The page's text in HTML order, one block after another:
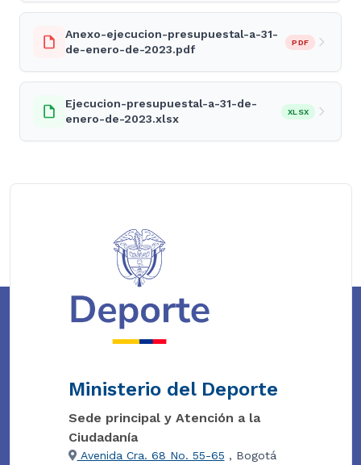
Anexo-ejecucion-presupuestal-a-31-
de-enero-de-2023.pdf
PDF
Ejecucion-presupuestal-a-31-de-
enero-de-2023.xlsx
XLSX
Ministerio del Deporte
Sede principal y Atención a la
Ciudadanía
Avenida Cra. 68 No. 55-65 , Bogotá